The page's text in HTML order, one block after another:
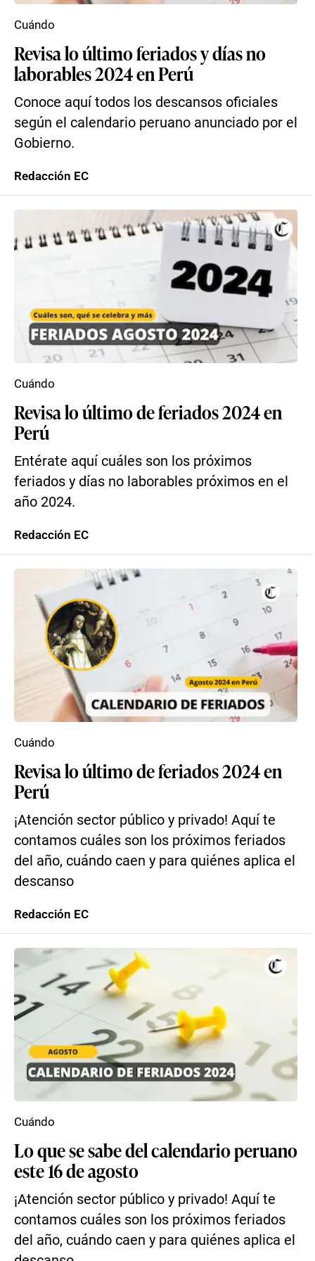
Revisa lo último feriados y días no
laborables 2024 en Perú
Conoce aquí todos los descansos oficiales
según el calendario peruano anunciado por el
Gobierno.
Cuándo
Redacción EC
Revisa lo último de feriados 2024 en
Perú
Entérate aquí cuáles son los próximos
feriados y días no laborables próximos en el
año 2024.
Cuándo
Redacción EC
Revisa lo último de feriados 2024 en
Perú
¡Atención sector público y privado! Aquí te
contamos cuáles son los próximos feriados
del año, cuándo caen y para quiénes aplica el
descanso
Cuándo
Redacción EC
Lo que se sabe del calendario peruano
este 16 de agosto
¡Atención sector público y privado! Aquí te
contamos cuáles son los próximos feriados
del año, cuándo caen y para quiénes aplica el
Cuándo